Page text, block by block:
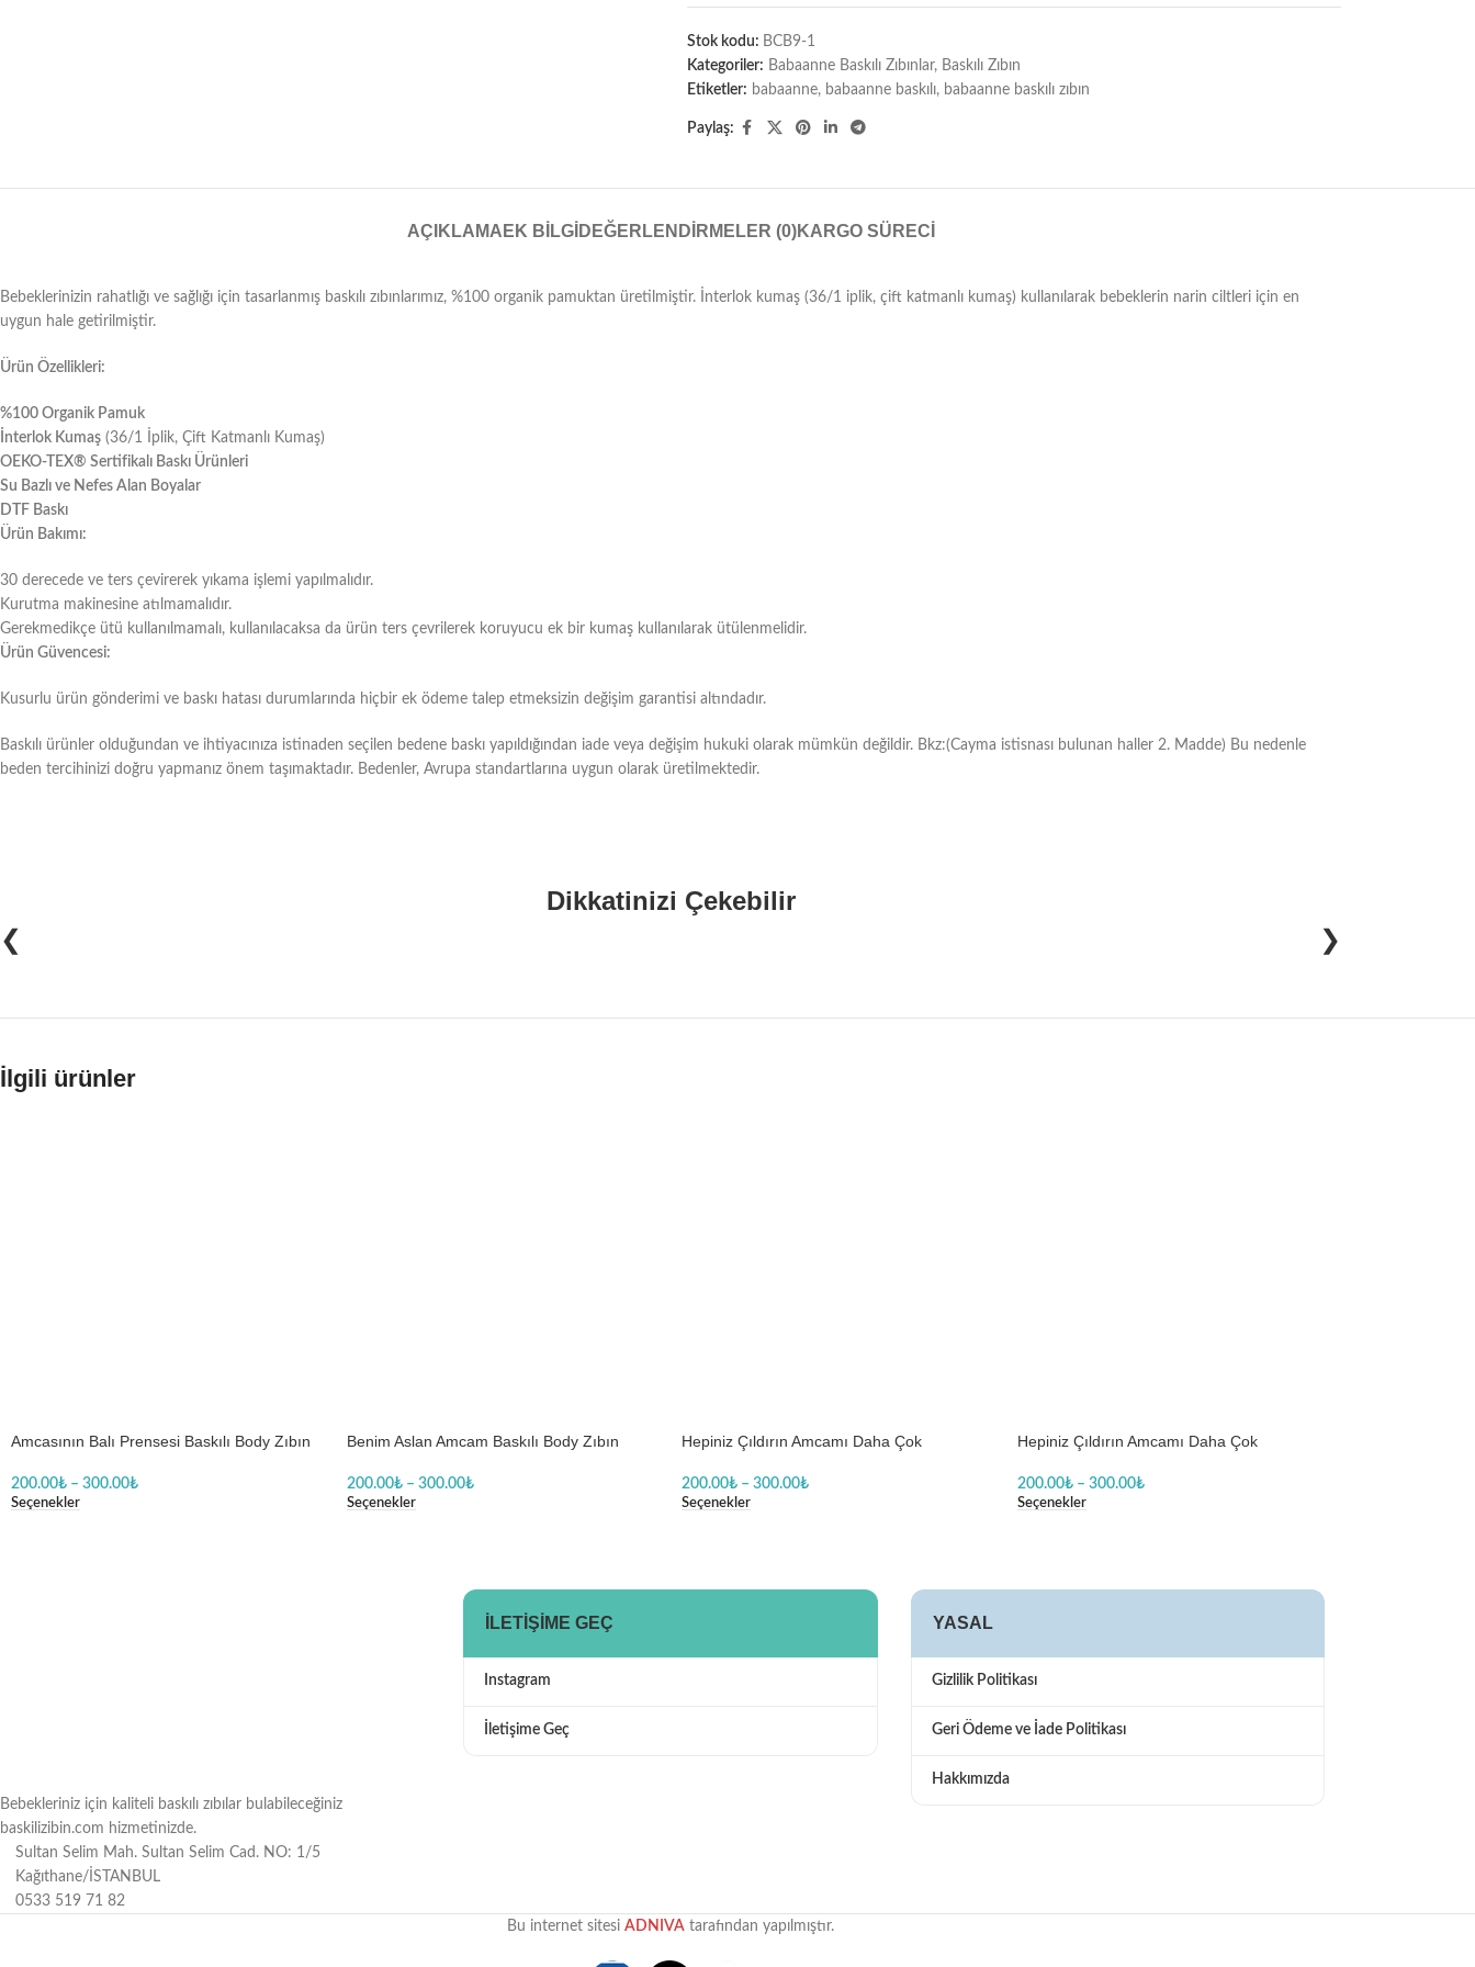
Stok kodu: BCB9-1
Kategoriler: Babaanne Baskılı Zıbınlar, Baskılı Zıbın
Etiketler: babaanne, babaanne baskılı, babaanne baskılı zıbın
Paylaş:
AÇIKLAMA EK BILGI DEĞERLENDIRMELER (0)KARGO SÜRECI
Bebeklerinizin rahatlığı ve sağlığı için tasarlanmış baskılı zıbınlarımız, %100 organik pamuktan üretilmiştir. İnterlok kumaş (36/1 iplik, çift katmanlı kumaş) kullanılarak bebeklerin narin ciltleri için en
uygun hale getirilmiştir.
Ürün Özellikleri:
%100 Organik Pamuk
İnterlok Kumaş (36/1 İplik, Çift Katmanlı Kumaş)
OEKO-TEX® Sertifikalı Baskı Ürünleri
Su Bazlı ve Nefes Alan Boyalar
DTF Baskı
Ürün Bakımı:
30 derecede ve ters çevirerek yıkama işlemi yapılmalıdır.
Kurutma makinesine atılmamalıdır.
Gerekmedikçe ütü kullanılmamalı, kullanılacaksa da ürün ters çevrilerek koruyucu ek bir kumaş kullanılarak ütülenmelidir.
Ürün Güvencesi:
Kusurlu ürün gönderimi ve baskı hatası durumlarında hiçbir ek ödeme talep etmeksizin değişim garantisi altındadır.
Baskılı ürünler olduğundan ve ihtiyacınıza istinaden seçilen bedene baskı yapıldığından iade veya değişim hukuki olarak mümkün değildir. Bkz:(Cayma istisnası bulunan haller 2. Madde) Bu nedenle
beden tercihinizi doğru yapmanız önem taşımaktadır. Bedenler, Avrupa standartlarına uygun olarak üretilmektedir.
Dikkatinizi Çekebilir
❮ ❯
İlgili ürünler
Amcasının Balı Prensesi Baskılı Body Zıbın
200.00₺ – 300.00₺
Seçenekler
Benim Aslan Amcam Baskılı Body Zıbın
200.00₺ – 300.00₺
Seçenekler
Hepiniz Çıldırın Amcamı Daha Çok
200.00₺ – 300.00₺
Seçenekler
Hepiniz Çıldırın Amcamı Daha Çok
200.00₺ – 300.00₺
Seçenekler
Bebekleriniz için kaliteli baskılı zıbılar bulabileceğiniz
baskilizibin.com hizmetinizde.
Sultan Selim Mah. Sultan Selim Cad. NO: 1/5
Kağıthane/İSTANBUL
0533 519 71 82
İLETIŞIME GEÇ
Instagram
İletişime Geç
YASAL
Gizlilik Politikası
Geri Ödeme ve İade Politikası
Hakkımızda
Bu internet sitesi ADNIVA tarafından yapılmıştır.